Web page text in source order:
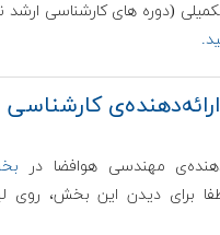
(دوره های کارشناسی ارشد
کارشناسی
مهندسی هوافضا در
برای دیدن این بخش، روی